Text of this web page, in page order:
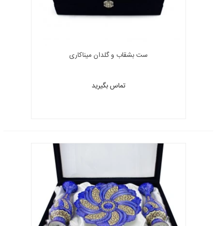
ست بشقاب و گلدان میناکاری
تماس بگیرید